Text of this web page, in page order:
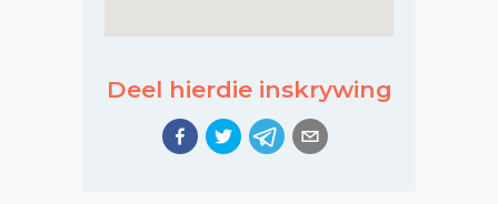
Deel hierdie inskrywing